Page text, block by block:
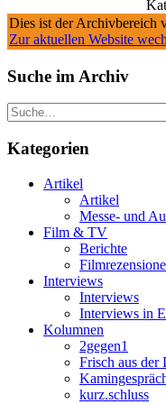
Dies ist der Archivbereich
Zur aktuellen Website
Suche im Archiv
Suche
Kategorien
Artikel
Artikel
Messe- und
Film & TV
Berichte
Interviews
Interviews
Interviews in
Kolumnen
2gegen1
Frisch aus der
kurz.schluss